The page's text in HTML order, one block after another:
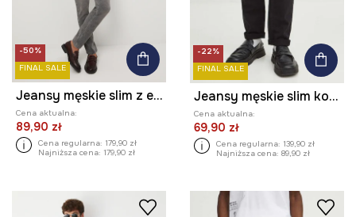
-50%
FINAL SALE
Jeansy męskie slim z efektem sprania
Cena aktualna:
89,90 zł
Cena regularna: 179,90 zł
Najniższa cena: 179,90 zł
-22%
FINAL SALE
Jeansy męskie slim kolor czarny
Cena aktualna:
69,90 zł
Cena regularna: 139,90 zł
Najniższa cena: 89,90 zł